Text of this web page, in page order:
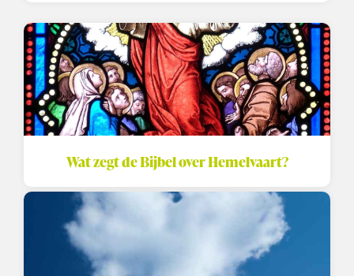
Wat zegt de Bijbel over Hemelvaart?